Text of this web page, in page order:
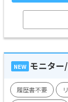
NEW モニタ
履歴書不要